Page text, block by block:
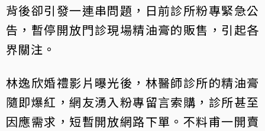
背後卻引發一連串問題，日前診所粉專緊急公
告，暫停開放門診現場精油膏的販售，引起各
界關注。
林逸欣婚禮影片曝光後，林醫師診所的精油膏
隨即爆紅，網友湧入粉專留言索購，診所甚至
因應需求，短暫開放網路下單。不料甫一開賣